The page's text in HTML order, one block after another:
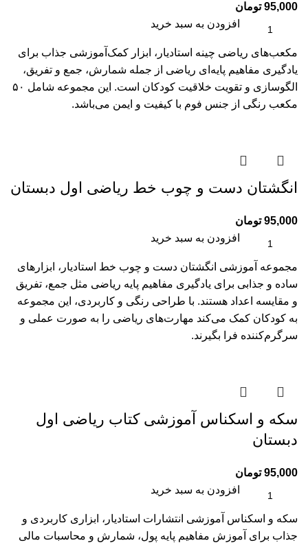
95,000 تومان
افزودن به سبد خرید
مکعب‌های ریاضی چینه استادیار، ابزار کمک‌آموزشی جذاب برای
یادگیری مفاهیم پایه‌ای ریاضی از جمله شمارش، جمع و تفریق،
الگو‌سازی و تقویت خلاقیت کودکان است. این مجموعه شامل ۵۰
مکعب رنگی از جنس فوم با کیفیت و ایمن می‌باشد.
انگشتان دست و چوب خط ریاضی اول دبستان
95,000 تومان
افزودن به سبد خرید
مجموعه آموزشی انگشتان دست و چوب خط استادیار، ابزارهای
ساده و جذابی برای یادگیری مفاهیم پایه ریاضی مثل جمع، تفریق
و مقایسه اعداد هستند. با طراحی رنگی و کاربردی، این مجموعه
به کودکان کمک می‌کند مهارت‌های ریاضی را به صورت عملی و
سرگرم‌کننده فرا بگیرند.
سکه و اسکناس آموزشی کتاب ریاضی اول
دبستان
95,000 تومان
افزودن به سبد خرید
سکه و اسکناس آموزشی انتشارات استادیار، ابزاری کاربردی و
جذاب برای آموزش مفاهیم پایه پول، شمارش و محاسبات مالی